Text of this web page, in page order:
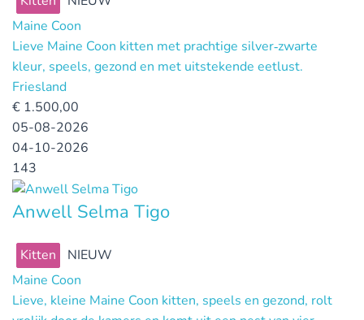
Maine Coon
Lieve Maine Coon kitten met prachtige silver‑zwarte
kleur, speels, gezond en met uitstekende eetlust.
Friesland
€ 1.500,00
05-08-2026
04-10-2026
143
Anwell Selma Tigo
Kitten
NIEUW
Maine Coon
Lieve, kleine Maine Coon kitten, speels en gezond, rolt